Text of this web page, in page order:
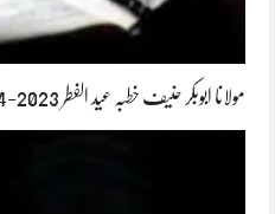
مولانا ابوبکر حنیف خطبہ عید الفطر 2023-04-22